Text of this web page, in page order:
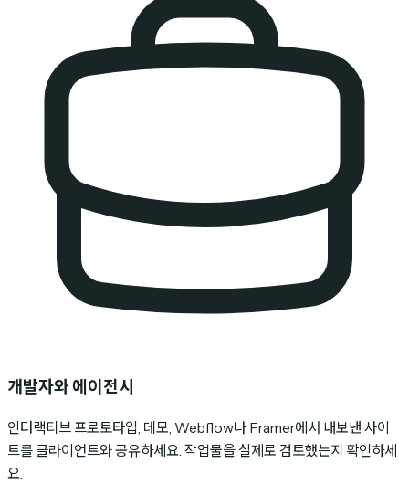
개발자와 에이전시
인터랙티브 프로토타입, 데모, Webflow나 Framer에서 내보낸 사이
트를 클라이언트와 공유하세요. 작업물을 실제로 검토했는지 확인하세
요.